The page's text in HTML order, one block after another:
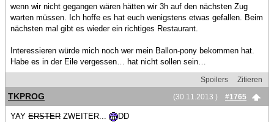
wenn wir nicht gegangen wären hätten wir 3h auf den nächsten Zug
warten müssen. Ich hoffe es hat euch wenigstens etwas gefallen. Beim
nächsten mal gibt es wieder ein richtiges Restaurant.
Interessieren würde mich noch wer mein Ballon-pony bekommen hat.
Habe es in der Eile vergessen… hat nicht sollen sein…
Spoilers
Zitieren
(30.11.2013 )
#1765
TKPROG
YAY ERSTER ZWEITER...
DD